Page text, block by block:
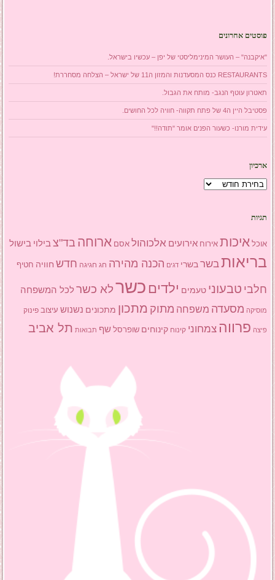
פוסטים אחרונים
"איקבנה" – העושר המינימליסטי של יפן – עכשיו בישראל.
RESTAURANTS כנס המסעדנות והמזון ה11 של ישראל – הצלחה מסחררת!
תאטרון עוטף הנגב- מותח את הגבול.
פסטיבל היין ה4 של פתח תקווה- חוויה לכל החושים.
עידית מורנו- כשעור הפנים אומר "תודה!!"
ארכיון
ארכיון
תגיות
אוכל איכות אירוח אירועים אלכוהול אסם ארוחה בד"צ בילוי בישול
בריאותבשר בשרי דגים הכנה מהירה חג חגיגה חדש חוויה חטיף
חלבי טבעוני טעמים ילדים כשרלא כשר לכל המשפחה
מוסיקה מסעדה משפחה מתוק מתכון מתכונים נשנוש עיצוב פינוק
פיצה פרווה צמחוני קינוח קינוחים שופרסל שף תבואות תל אביב